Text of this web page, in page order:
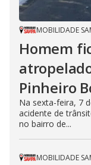
MOBILIDADE
Homem
Pinheiro
Na sexta-feira, 7
acidente de
no bairro de...
MOBILIDADE